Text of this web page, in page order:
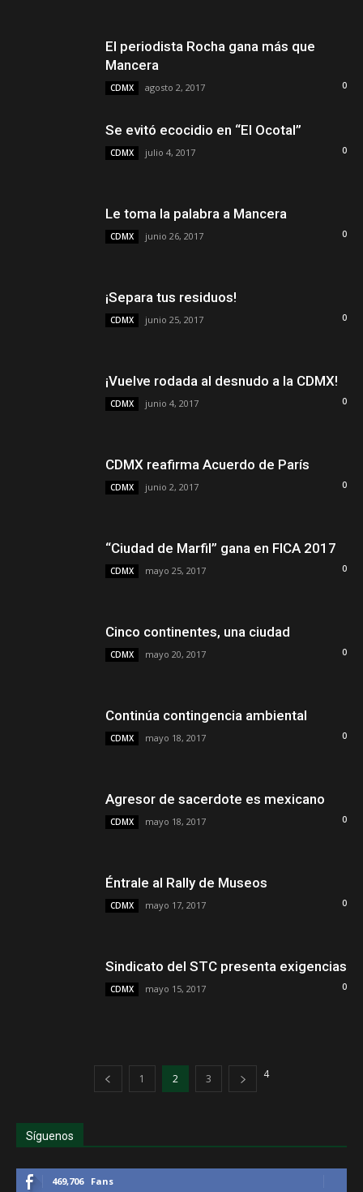
El periodista Rocha gana más que
Mancera
CDMX agosto 2, 2017 0
Se evitó ecocidio en “El Ocotal”
CDMX julio 4, 2017 0
Le toma la palabra a Mancera
CDMX junio 26, 2017 0
¡Separa tus residuos!
CDMX junio 25, 2017 0
¡Vuelve rodada al desnudo a la CDMX!
CDMX junio 4, 2017 0
CDMX reafirma Acuerdo de París
CDMX junio 2, 2017 0
“Ciudad de Marfil” gana en FICA 2017
CDMX mayo 25, 2017 0
Cinco continentes, una ciudad
CDMX mayo 20, 2017 0
Continúa contingencia ambiental
CDMX mayo 18, 2017 0
Agresor de sacerdote es mexicano
CDMX mayo 18, 2017 0
Éntrale al Rally de Museos
CDMX mayo 17, 2017 0
Sindicato del STC presenta exigencias
CDMX mayo 15, 2017 0
1 2 3 4
Síguenos
469,706 Fans